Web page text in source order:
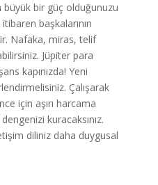
büyük bir güç olduğunuzu
başkalarının
Nafaka, miras, telif
Jüpiter para
kapınızda! Yeni
Çalışarak
için aşırı harcama
kuracaksınız.
diliniz daha duygusal